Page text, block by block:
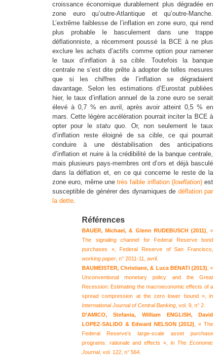
croissance économique durablement plus dégradée en
zone euro qu’outre-Atlantique et qu’outre-Manche.
L’extrême faiblesse de l’inflation en zone euro, qui rend
plus probable le basculement dans une trappe
déflationniste, a récemment poussé la BCE à ne plus
exclure les achats d’actifs comme option pour ramener
le taux d’inflation à sa cible. Toutefois la banque
centrale ne s’est dite prête à adopter de telles mesures
que si les chiffres de l’inflation se dégradaient
davantage. Selon les estimations d’Eurostat publiées
hier, le taux d’inflation annuel de la zone euro se serait
élevé à 0,7 % en avril, après avoir atteint 0,5 % en
mars. Cette légère accélération pourrait inciter la BCE à
opter pour le statu quo. Or, non seulement le taux
d’inflation reste éloigné de sa cible, ce qui pourrait
conduire à une déstabilisation des anticipations
d’inflation et nuire à la crédibilité de la banque centrale,
mais plusieurs pays-membres ont d’ors et déjà basculé
dans la déflation et, en ce qui concerne le reste de la
zone euro, même une très faible inflation (lowflation)est
susceptible de générer des dynamiques de déflation par
la dette.
Références
BAUER, Michael, & Glenn RUDEBUSCH (2011) , «
The signaling channel for Federal Reserve bond
purchases », Federal Reserve of San Francisco,
working paper , n° 2011-11, avril.
BAUMEISTER, Christiane, & Luca BENATI (2013) , «
Unconventional monetary policy and the Great
Recession: Estimating the macroeconomic effects of a
spread compression at the zero lower bound », in
International Journal of Central Banking , vol. 9, n° 2.
D’AMICO, Stefania, William ENGLISH, David
LOPEZ-SALIDO & Edward NELSON (2012)
, « The
Federal Reserve’s large-scale asset purchase
programs: rationale and effects », in The Economic
Journal, vol. 122, n° 564.